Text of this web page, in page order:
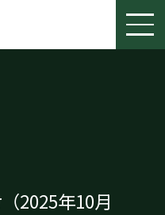
2025年10月